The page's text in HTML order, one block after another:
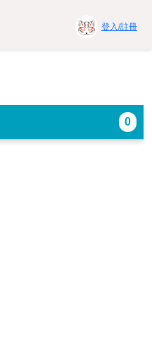
登入/註冊
0